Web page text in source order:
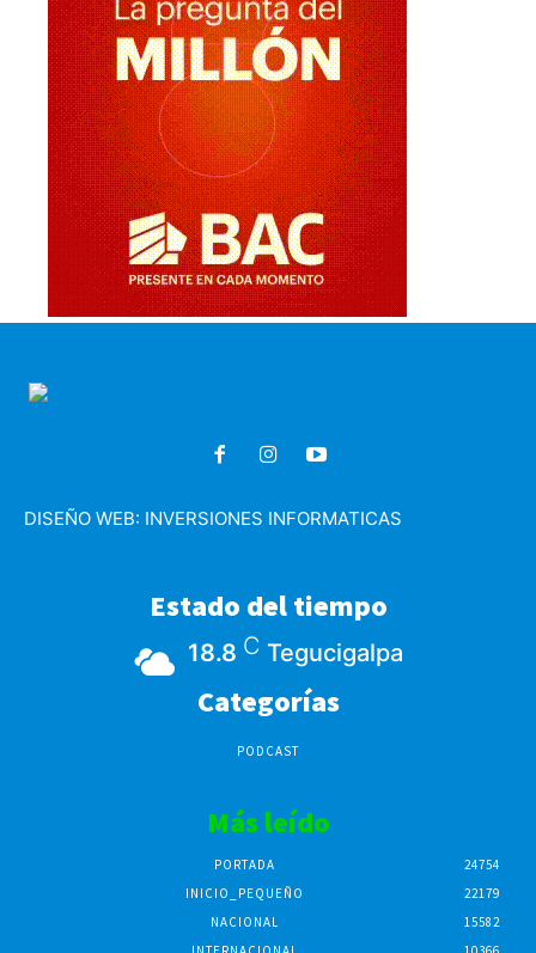
DISEÑO WEB: INVERSIONES INFORMATICAS
Estado del tiempo
18.8 C Tegucigalpa
Categorías
PODCAST
Más leído
PORTADA
24754
INICIO_PEQUEÑO
22179
NACIONAL
15582